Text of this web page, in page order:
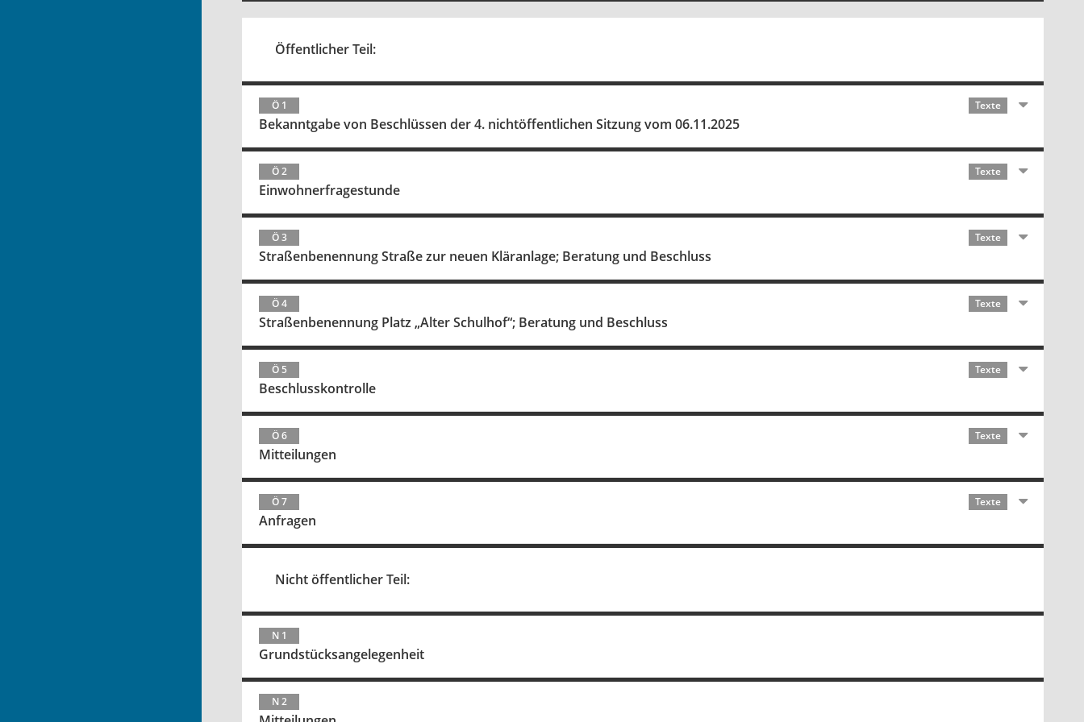
Öffentlicher Teil:
Ö 1 Texte
Bekanntgabe von Beschlüssen der 4. nichtöffentlichen Sitzung vom 06.11.2025
Ö 2 Texte
Einwohnerfragestunde
Ö 3 Texte
Straßenbenennung Straße zur neuen Kläranlage; Beratung und Beschluss
Ö 4 Texte
Straßenbenennung Platz „Alter Schulhof“; Beratung und Beschluss
Ö 5 Texte
Beschlusskontrolle
Ö 6 Texte
Mitteilungen
Ö 7 Texte
Anfragen
Nicht öffentlicher Teil:
N 1
Grundstücksangelegenheit
N 2